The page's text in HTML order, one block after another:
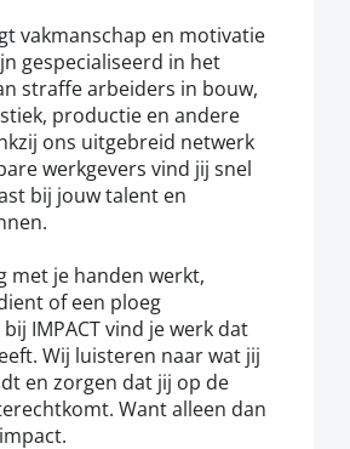
vakmanschap en motivatie
gespecialiseerd in het
straffe arbeiders in bouw,
productie en andere
ons uitgebreid netwerk
werkgevers vind jij snel
bij jouw talent en
met je handen werkt,
of een ploeg
IMPACT vind je werk dat
Wij luisteren naar wat jij
en zorgen dat jij op de
Want alleen dan